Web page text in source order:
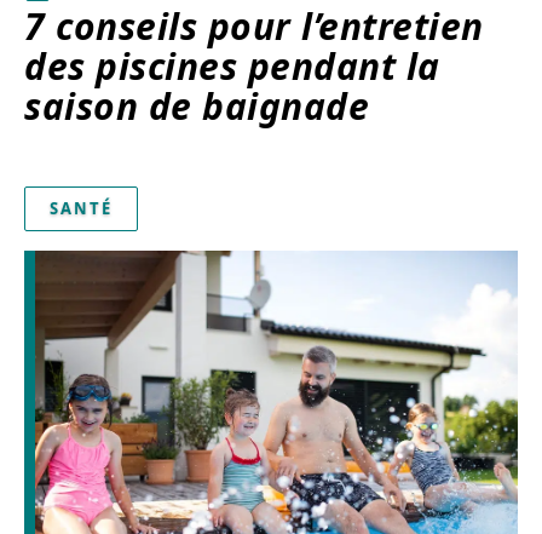
7 conseils pour l’entretien
des piscines pendant la
saison de baignade
SANTÉ